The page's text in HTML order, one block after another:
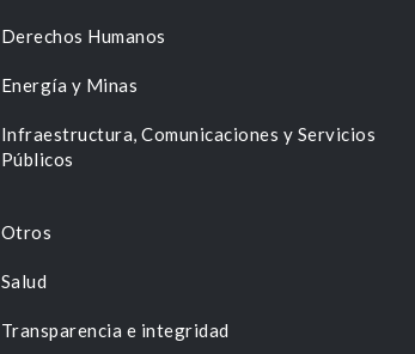
Derechos Humanos
Energía y Minas
Infraestructura, Comunicaciones y Servicios
Públicos
Otros
Salud
Transparencia e integridad